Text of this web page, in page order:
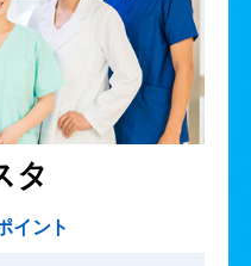
タ
イント